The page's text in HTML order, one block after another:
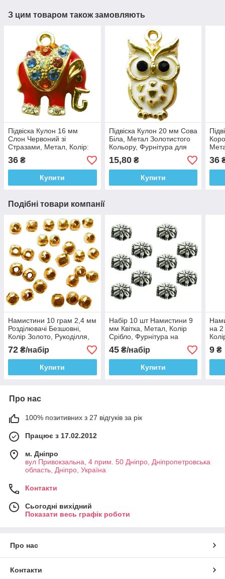
З цим товаром також замовляють
Підвіска Кулон 16 мм
Слон Червоний зі
Стразами, Метал, Колір:
Золото, Фурнітура для
Браслета, Рукоділля
36 ₴
Купити
Підвіска Кулон 20 мм Сова
Біла, Метал Золотистого
Кольору, Фурнітура для
Браслета, Рукоділля
15,80₴
Купити
36
Подібні товари компанії
Намистини 10 грам 2,4 мм
Розділювачі Безшовні,
Колір Золото, Рукоділля,
72 ₴/набір
Купити
Набір 10 шт Намистини 9
мм Квітка, Метал, Колір
Срібло, Фурнітура на
45₴/набір
Купити
на 2
9 ₴
Про нас
100% позитивних з 27 відгуків за рік
Працює з 17.02.2012
м. Дніпро
вул Привокзальна, 4 прим. 50 Дніпро, Дніпропетровська
область, Дніпро, Україна
Контакти
Сьогодні вихідний
Показати весь графік роботи
Про нас
Контакти